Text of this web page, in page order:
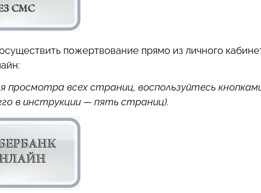
пожертвование прямо из личного
просмотра всех страниц, воспользуйтесь
в инструкции — пять страниц).